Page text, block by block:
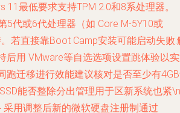
11最低要求支持TPM 2.0和8系处理器。
5代或6代处理器（如 Core M-5Y10或
若直接靠Boot Camp安装可能启动失败.
后用 VMware等自选选项设置跳体验以
跑迁移进行效能建议核对是否至少有
能否整除分出管理用于区新系统也紧
采用调整后新的微软硬盘注册制通过